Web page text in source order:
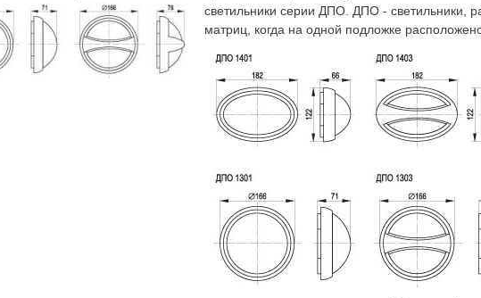
светильники серии ДПО. ДПО - светильники,
матриц, когда на одной подложке